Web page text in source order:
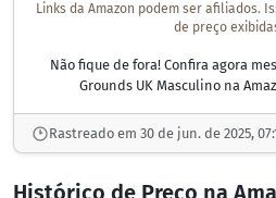
Links da Amazon podem ser afiliados.
de preço
Não fique de fora! Confira agora
Grounds UK Masculino na
Rastreado em 30 de jun. de 2025,